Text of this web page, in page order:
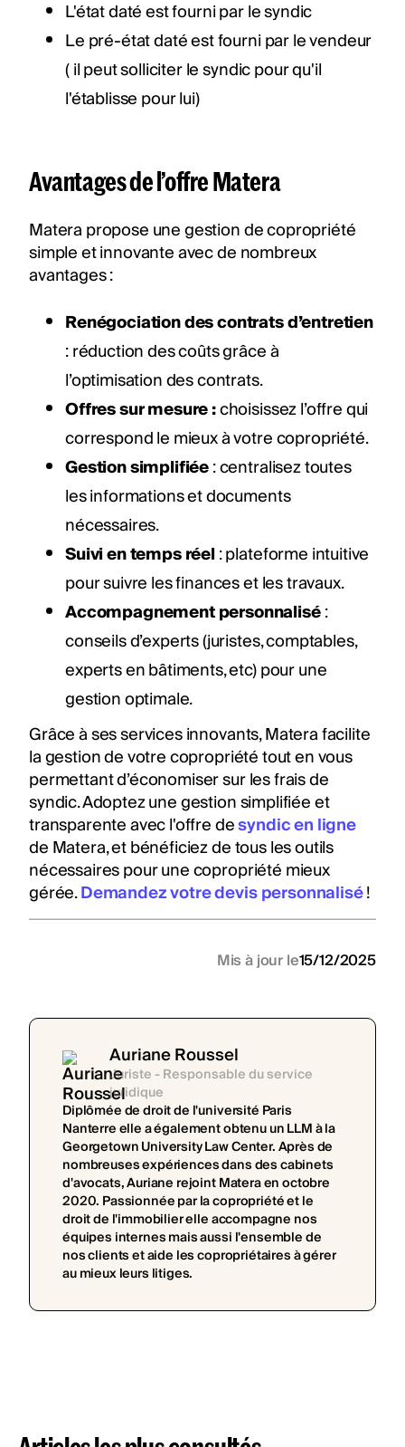
L'état daté est fourni par le syndic
Le pré-état daté est fourni par le vendeur
( il peut solliciter le syndic pour qu'il
l'établisse pour lui)
Avantages de l’offre Matera
Matera propose une gestion de copropriété
simple et innovante avec de nombreux
avantages :
Renégociation des contrats d’entretien
: réduction des coûts grâce à
l’optimisation des contrats.
Offres sur mesure :choisissez l’offre qui
correspond le mieux à votre copropriété.
Gestion simplifiée: centralisez toutes
les informations et documents
nécessaires.
Suivi en temps réel: plateforme intuitive
pour suivre les finances et les travaux.
Accompagnement personnalisé:
conseils d’experts (juristes, comptables,
experts en bâtiments, etc) pour une
gestion optimale.
Grâce à ses services innovants, Matera facilite
la gestion de votre copropriété tout en vous
permettant d’économiser sur les frais de
syndic. Adoptez une gestion simplifiée et
transparente avec l'offre desyndic en ligne
de Matera, et bénéficiez de tous les outils
nécessaires pour une copropriété mieux
gérée.Demandez votre devis personnalisé!
Mis à jour le15/12/2025
Auriane Roussel
Juriste - Responsable du service
juridique
Diplômée de droit de l'université Paris
Nanterre elle a également obtenu un LLM à la
Georgetown University Law Center. Après de
nombreuses expériences dans des cabinets
d'avocats, Auriane rejoint Matera en octobre
2020. Passionnée par la copropriété et le
droit de l'immobilier elle accompagne nos
équipes internes mais aussi l'ensemble de
nos clients et aide les copropriétaires à gérer
au mieux leurs litiges.